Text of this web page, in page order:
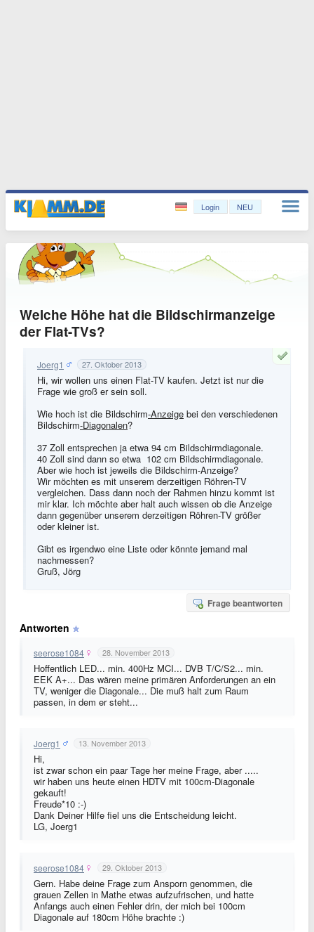
Login NEU
Welche Höhe hat die Bildschirmanzeige
der Flat-TVs?
Joerg1 27. Oktober 2013
Hi, wir wollen uns einen Flat-TV kaufen. Jetzt ist nur die
Frage wie groß er sein soll.
Wie hoch ist die Bildschirm-Anzeige bei den verschiedenen
Bildschirm-Diagonalen?
37 Zoll entsprechen ja etwa 94 cm Bildschirmdiagonale.
40 Zoll sind dann so etwa 102 cm Bildschirmdiagonale.
Aber wie hoch ist jeweils die Bildschirm-Anzeige?
Wir möchten es mit unserem derzeitigen Röhren-TV
vergleichen. Dass dann noch der Rahmen hinzu kommt ist
mir klar. Ich möchte aber halt auch wissen ob die Anzeige
dann gegenüber unserem derzeitigen Röhren-TV größer
oder kleiner ist.
Gibt es irgendwo eine Liste oder könnte jemand mal
nachmessen?
Gruß, Jörg
Frage beantworten
Antworten
seerose1084 28. November 2013
Hoffentlich LED... min. 400Hz MCI... DVB T/C/S2... min.
EEK A+... Das wären meine primären Anforderungen an ein
TV, weniger die Diagonale... Die muß halt zum Raum
passen, in dem er steht...
Joerg1 13. November 2013
Hi,
ist zwar schon ein paar Tage her meine Frage, aber .....
wir haben uns heute einen HDTV mit 100cm-Diagonale
gekauft!
Freude*10 :-)
Dank Deiner Hilfe fiel uns die Entscheidung leicht.
LG, Joerg1
seerose1084 29. Oktober 2013
Gern. Habe deine Frage zum Ansporn genommen, die
grauen Zellen in Mathe etwas aufzufrischen, und hatte
Anfangs auch einen Fehler drin, der mich bei 100cm
Diagonale auf 180cm Höhe brachte :)